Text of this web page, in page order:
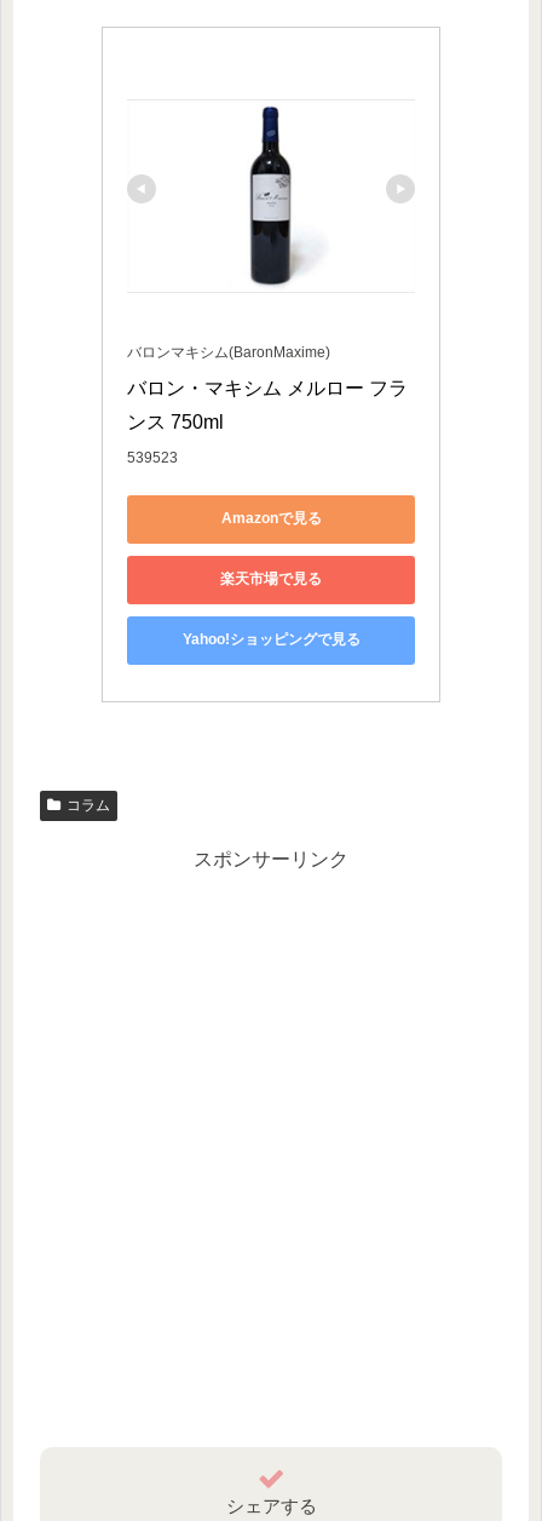
バロンマキシム(BaronMaxime)
バロン・マキシム メルロー フラ
ンス 750ml
539523
Amazonで見る
楽天市場で見る
Yahoo!ショッピングで見る
コラム
スポンサーリンク
シェアする